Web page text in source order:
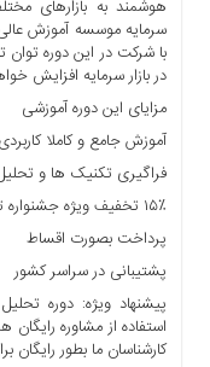
درباره
چند
رسانه
ارتباط
برگه
نمونه
تعرفه
هوشمند به بازارهای
سرمایه موسسه آموزش
با شرکت در این دوره
در بازار سرمایه افزایش
مزایای این دوره آموزشی
آموزش جامع و کاملا کاربردی
فراگیری تکنیک ها و
۱۵٪ تخفیف ویژه جشنواره تابستان
پرداخت بصورت اقساط
پشتیبانی در سراسر کشور
پیشنهاد ویژه: دوره
کارشناسان ما بطور رایگان